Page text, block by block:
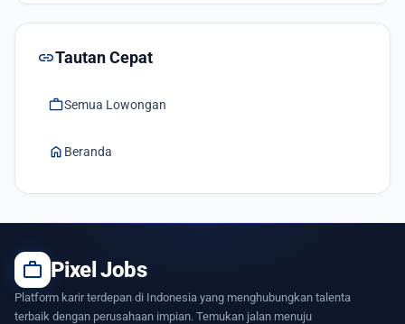
linkTautan Cepat
workSemua Lowongan
home Beranda
work Pixel Jobs
Platform karir terdepan di Indonesia yang menghubungkan talenta
terbaik dengan perusahaan impian. Temukan jalan menuju